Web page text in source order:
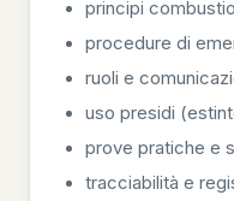
principi
procedure di
ruoli e
uso presidi
prove pratiche e
tracciabilità e